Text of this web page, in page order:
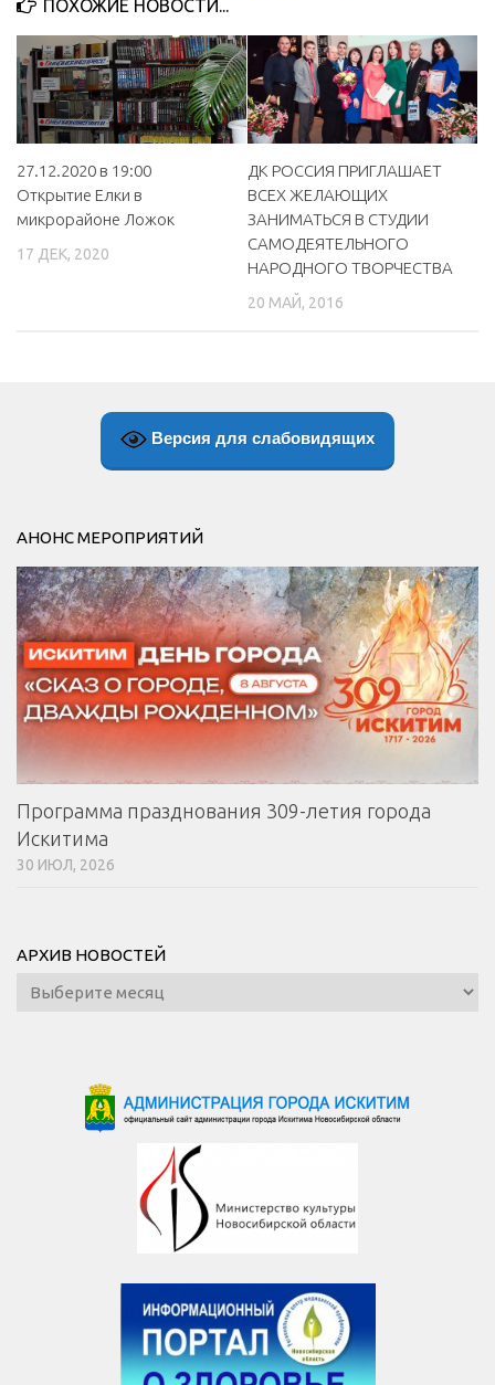
МБУ Дом культуры «Октябрь»
МБОУ ДО «Детская школа искусств»
МБОУ ДО «Детская музыкальная школа»
МБУК «Искитимский городской историко-художественный
музей»
МБУК «Централизованная библиотечная система»
Контакты
ПОХОЖИЕ НОВОСТИ...
27.12.2020 в 19:00
Открытие Елки в
микрорайоне Ложок
17 ДЕК, 2020
ДК РОССИЯ ПРИГЛАШАЕТ
ВСЕХ ЖЕЛАЮЩИХ
ЗАНИМАТЬСЯ В СТУДИИ
САМОДЕЯТЕЛЬНОГО
НАРОДНОГО ТВОРЧЕСТВА
20 МАЙ, 2016
Версия для слабовидящих
АНОНС МЕРОПРИЯТИЙ
Программа празднования 309-летия города
Искитима
30 ИЮЛ, 2026
АРХИВ НОВОСТЕЙ
Архив
новостей